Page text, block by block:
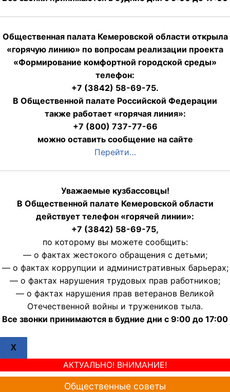
Общественная палата Кемеровской области открыла
«горячую линию» по вопросам реализации проекта
«Формирование комфортной городской среды»
телефон:
+7 (3842) 58-69-75.
В Общественной палате Российской Федерации
также работает «горячая линия»:
+7 (800) 737-77-66
можно оставить сообщение на сайте
Перейти…
Уважаемые кузбассовцы!
В Общественной палате Кемеровской области
действует телефон «горячей линии»:
+7 (3842) 58-69-75,
по которому вы можете сообщить:
— о фактах жестокого обращения с детьми;
— о фактах коррупции и административных барьерах;
— о фактах нарушения трудовых прав работников;
— о фактах нарушения прав ветеранов Великой
Отечественной войны и тружеников тыла.
Все звонки принимаются в будние дни с 9:00 до 17:00
X
АКТУАЛЬНО! ВНИМАНИЕ!
Общественные советы